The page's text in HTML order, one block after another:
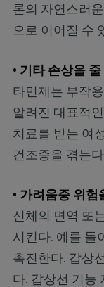
론의 자연스러
으로 이어질 수
• 기타 손상을
타민제는 부작
알려진 대표적
치료를 받는 여
건조증을 겪는
• 가려움증 위
신체의 면역 또
시킨다. 예를 들
촉진한다. 갑상
다. 갑상선 기능